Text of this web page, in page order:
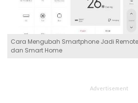
Cara Mengubah Smartphone Jadi Remote
dan Smart Home